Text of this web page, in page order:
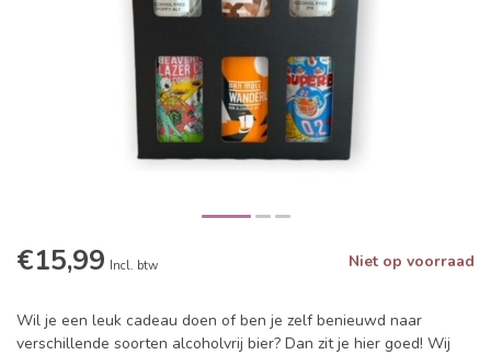
€15,99 Incl. btw Niet op voorraad
Wil je een leuk cadeau doen of ben je zelf benieuwd naar
verschillende soorten alcoholvrij bier? Dan zit je hier goed! Wij